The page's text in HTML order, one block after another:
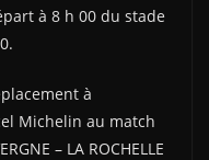
à 8 h 00 du stade
à
Michelin au match
– LA ROCHELLE